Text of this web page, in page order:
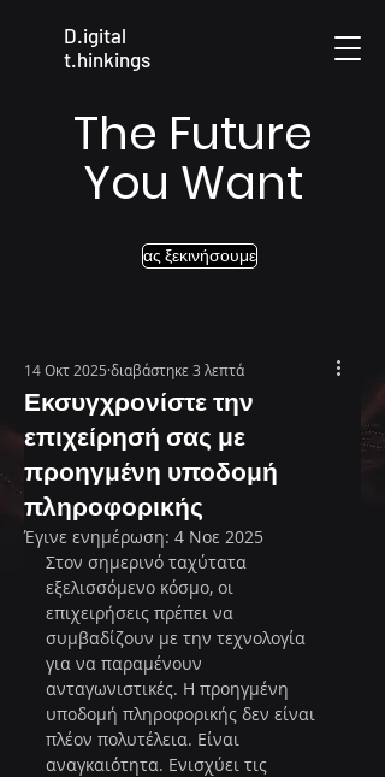
D.igital
t.hinkings
The Future
You Want
ας ξεκινήσουμε
Εκσυγχρονίστε την
επιχείρησή σας με
προηγμένη υποδομή
πληροφορικής
14 Οκτ 2025 διαβάστηκε 3 λεπτά
Έγινε ενημέρωση: 4 Νοε 2025
Στον σημερινό ταχύτατα
εξελισσόμενο κόσμο, οι
επιχειρήσεις πρέπει να
συμβαδίζουν με την τεχνολογία
για να παραμένουν
ανταγωνιστικές. Η προηγμένη
υποδομή πληροφορικής δεν είναι
πλέον πολυτέλεια. Είναι
αναγκαιότητα. Ενισχύει τις